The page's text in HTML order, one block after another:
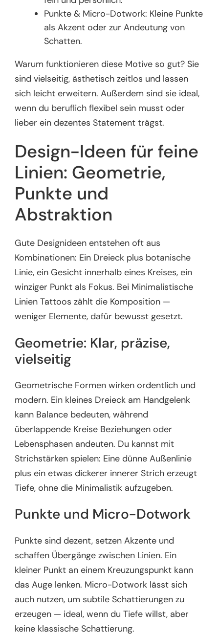
Punkte & Micro-Dotwork: Kleine Punkte
als Akzent oder zur Andeutung von
Schatten.
Warum funktionieren diese Motive so gut? Sie
sind vielseitig, ästhetisch zeitlos und lassen
sich leicht erweitern. Außerdem sind sie ideal,
wenn du beruflich flexibel sein musst oder
lieber ein dezentes Statement trägst.
Design-Ideen für feine
Linien: Geometrie,
Punkte und
Abstraktion
Gute Designideen entstehen oft aus
Kombinationen: Ein Dreieck plus botanische
Linie, ein Gesicht innerhalb eines Kreises, ein
winziger Punkt als Fokus. Bei Minimalistische
Linien Tattoos zählt die Komposition —
weniger Elemente, dafür bewusst gesetzt.
Geometrie: Klar, präzise,
vielseitig
Geometrische Formen wirken ordentlich und
modern. Ein kleines Dreieck am Handgelenk
kann Balance bedeuten, während
überlappende Kreise Beziehungen oder
Lebensphasen andeuten. Du kannst mit
Strichstärken spielen: Eine dünne Außenlinie
plus ein etwas dickerer innerer Strich erzeugt
Tiefe, ohne die Minimalistik aufzugeben.
Punkte und Micro-Dotwork
Punkte sind dezent, setzen Akzente und
schaffen Übergänge zwischen Linien. Ein
kleiner Punkt an einem Kreuzungspunkt kann
das Auge lenken. Micro-Dotwork lässt sich
auch nutzen, um subtile Schattierungen zu
erzeugen — ideal, wenn du Tiefe willst, aber
keine klassische Schattierung.